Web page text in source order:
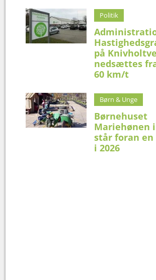
Politik
på
nedsættes
60 km/t
Børn & Unge
Børnehuset
Mariehønen
står foran
i 2026